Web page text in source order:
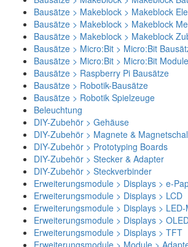
Bausätze > Makeblock > Makeblock
Bausätze > Makeblock > Makeblock
Bausätze > Makeblock > Makeblock
Bausätze > Micro:Bit > Micro:Bit
Bausätze > Micro:Bit > Micro:Bit Module
Bausätze > Raspberry Pi Bausätze
Bausätze > Robotik-Bausätze
Bausätze > Robotik Spielzeuge
Beleuchtung
DIY-Zubehör > Gehäuse
DIY-Zubehör > Magnete &
DIY-Zubehör > Prototyping Boards
DIY-Zubehör > Stecker & Adapter
DIY-Zubehör > Steckverbinder
Erweiterungsmodule > Displays > e-
Erweiterungsmodule > Displays > LCD
Erweiterungsmodule > Displays >
Erweiterungsmodule > Displays >
Erweiterungsmodule > Displays > TFT
Erweiterungsmodule > Module >